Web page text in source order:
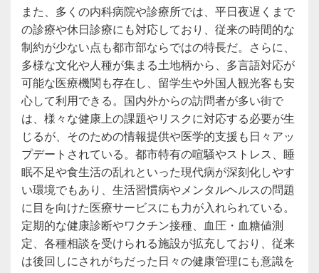
また、多くの内科病院や診療所では、平日夜遅くまで
の診療や休日診療にも対応しており、従来の時間的な
制約が少ない点も都市部ならではの特長だ。さらに、
多様な文化や人種が集まる土地柄から、多言語対応が
可能な医療機関も存在し、留学生や外国人観光客も安
心して利用できる。国内外からの訪問者が多い街で
は、様々な健康上の課題やリスクに対応する必要が生
じるが、そのための情報提供や医学的支援も日々アッ
プデートされている。都市特有の喧騒やストレス、睡
眠不足や食生活の乱れといった現代病が深刻化しやす
い環境でもあり、生活習慣病やメンタルヘルスの問題
に目を向けた医療サービスにも力が入れられている。
定期的な健康診断やワクチン接種、血圧・血糖値測
定、各種相談を受けられる施設が拡充しており、従来
は後回しにされがちだった日々の健康管理にも意識を